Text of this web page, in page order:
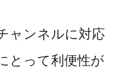
ャンネルに対応
とって利便性が